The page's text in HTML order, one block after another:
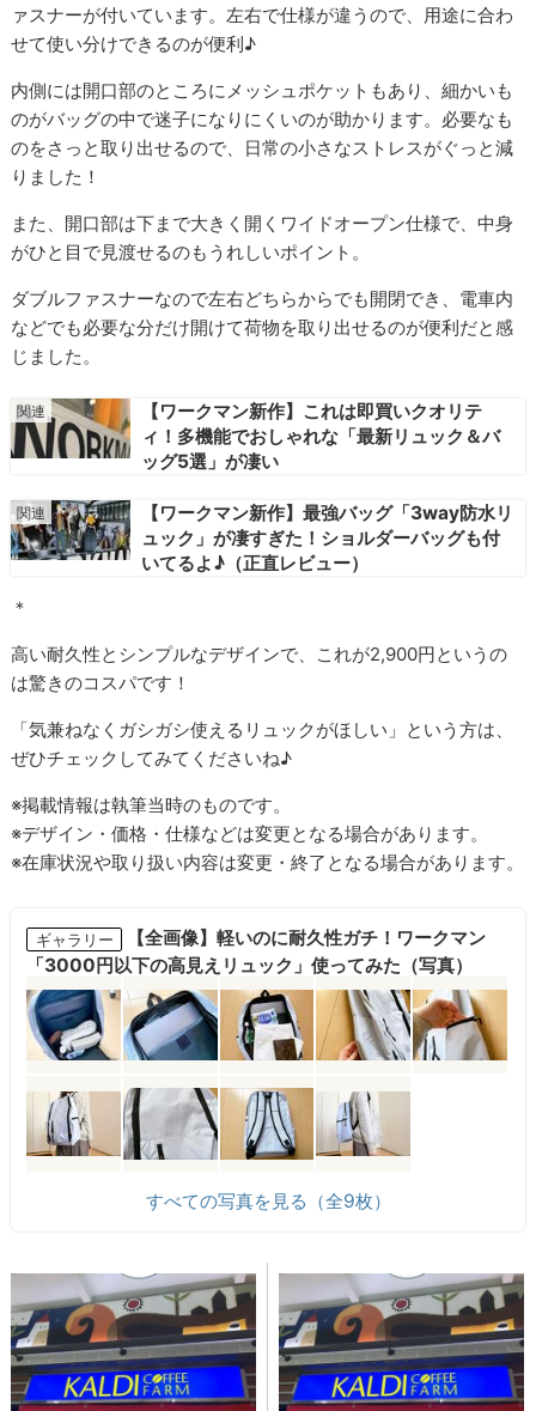
ァスナーが付いています。左右で仕様が違うので、用途に合わ
せて使い分けできるのが便利♪
内側には開口部のところにメッシュポケットもあり、細かいも
のがバッグの中で迷子になりにくいのが助かります。必要なも
のをさっと取り出せるので、日常の小さなストレスがぐっと減
りました！
また、開口部は下まで大きく開くワイドオープン仕様で、中身
がひと目で見渡せるのもうれしいポイント。
ダブルファスナーなので左右どちらからでも開閉でき、電車内
などでも必要な分だけ開けて荷物を取り出せるのが便利だと感
じました。
【ワークマン新作】これは即買いクオリテ
ィ！多機能でおしゃれな「最新リュック＆バ
ッグ5選」が凄い
【ワークマン新作】最強バッグ「3way防水リ
ュック」が凄すぎた！ショルダーバッグも付
いてるよ♪（正直レビュー）
＊
高い耐久性とシンプルなデザインで、これが2,900円というの
は驚きのコスパです！
「気兼ねなくガシガシ使えるリュックがほしい」という方は、
ぜひチェックしてみてくださいね♪
※掲載情報は執筆当時のものです。
※デザイン・価格・仕様などは変更となる場合があります。
※在庫状況や取り扱い内容は変更・終了となる場合があります。
ギャラリー
【全画像】軽いのに耐久性ガチ！ワークマン
「3000円以下の高見えリュック」使ってみた（写真）
すべての写真を見る（全9枚）